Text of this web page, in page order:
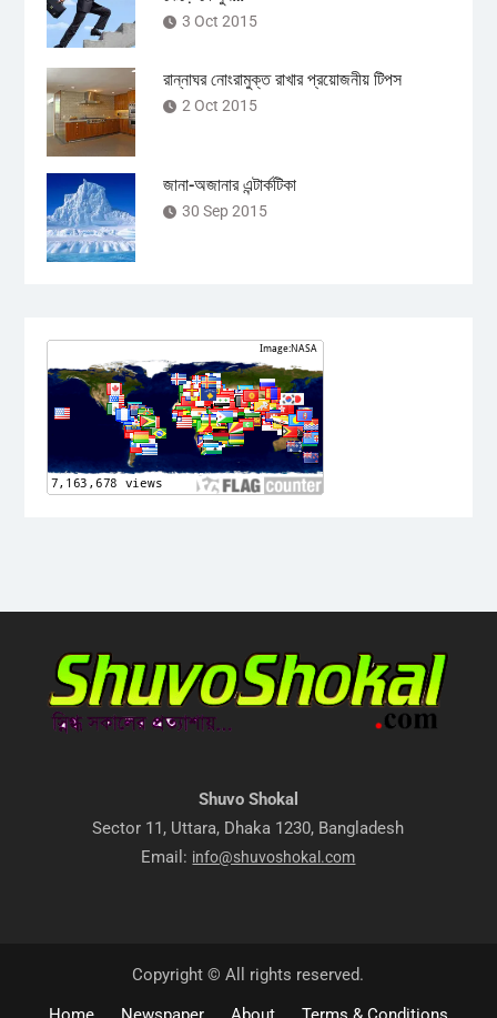
3 Oct 2015
রান্নাঘর নোংরামুক্ত রাখার প্রয়োজনীয় টিপস
2 Oct 2015
জানা-অজানার এন্টার্কটিকা
30 Sep 2015
Shuvo Shokal
Sector 11, Uttara, Dhaka 1230, Bangladesh
Email: info@shuvoshokal.com
Copyright © All rights reserved.